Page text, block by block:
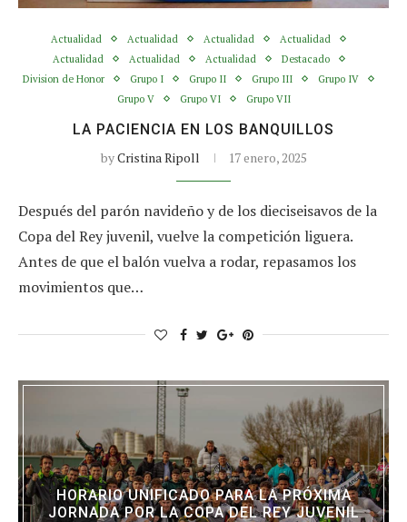
Actualidad Actualidad Actualidad
Actualidad
Actualidad
Actualidad Actualidad
Destacado
Division de Honor
Grupo I Grupo II Grupo III
Grupo IV
Grupo V
Grupo VI Grupo VII
LA PACIENCIA EN LOS BANQUILLOS
byCristina Ripoll 17 enero, 2025
Después del parón navideño y de los dieciseisavos de la
Copa del Rey juvenil, vuelve la competición liguera.
Antes de que el balón vuelva a rodar, repasamos los
movimientos que…
HORARIO UNIFICADO PARA LA PRÓXIMA
JORNADA POR LA COPA DEL REY JUVENIL